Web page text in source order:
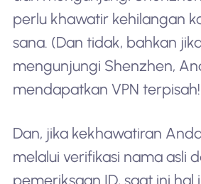
perlu khawatir kehilangan
sana. (Dan tidak, bahkan
mengunjungi Shenzhen,
mendapatkan VPN
Dan, jika kekhawatiran
melalui verifikasi nama asli
pemeriksaan ID, saat ini hal